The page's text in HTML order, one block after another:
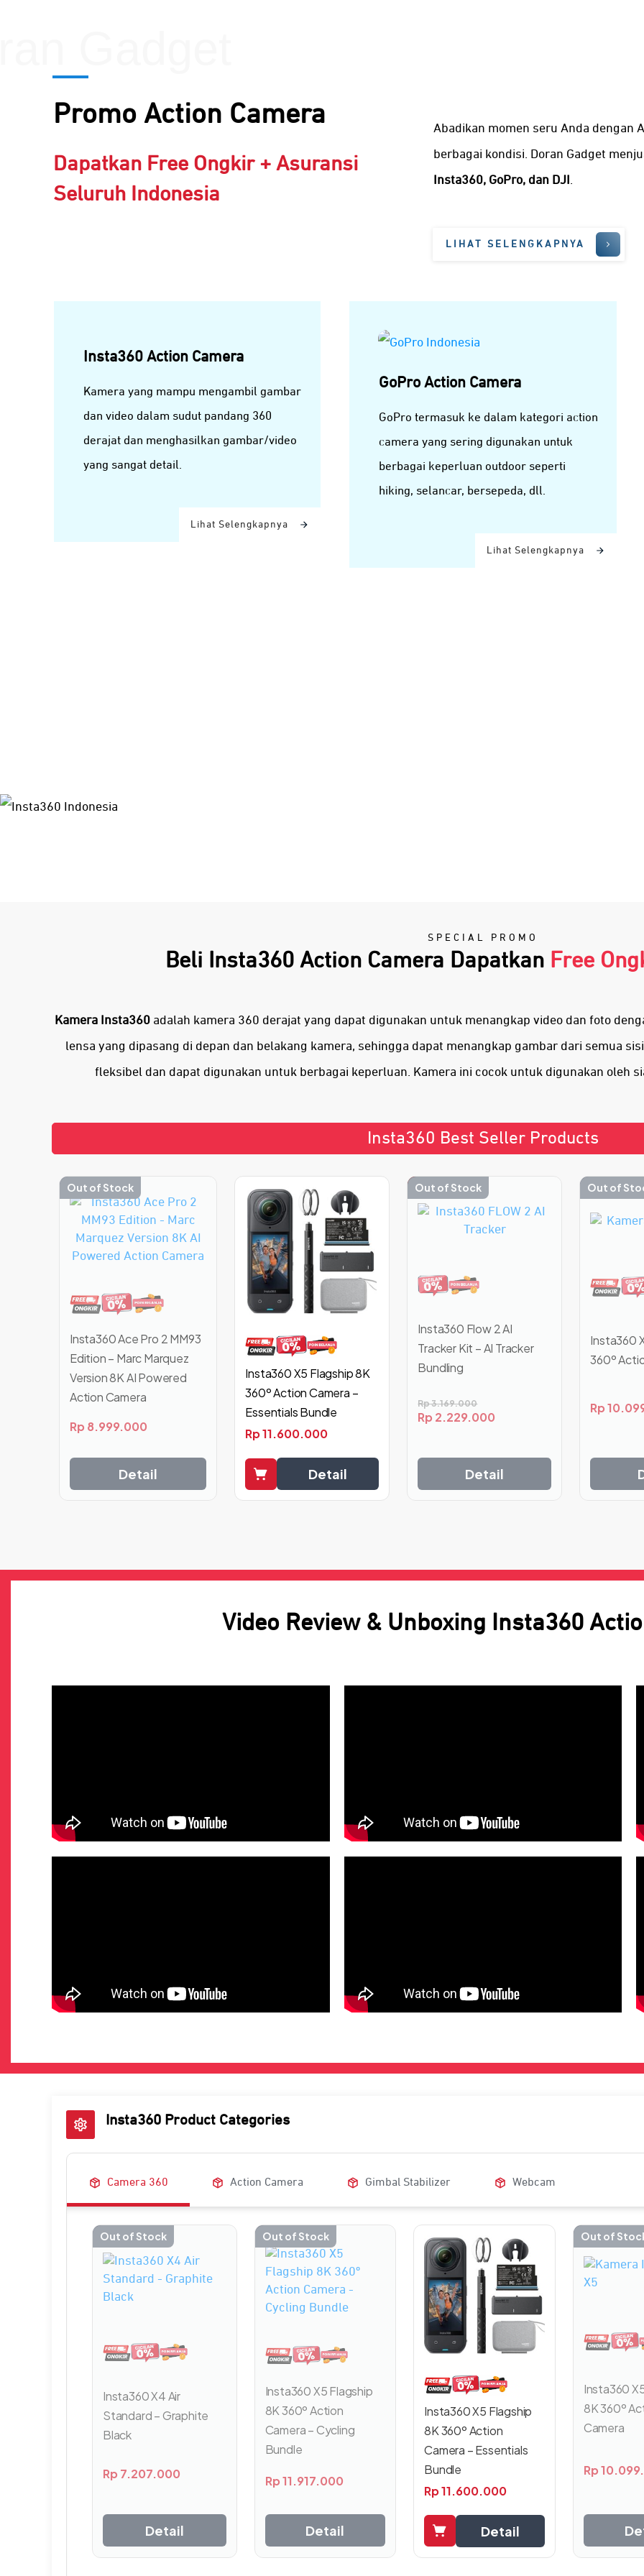
Promo Action Camera
Dapatkan Free Ongkir + Asuransi
Seluruh Indonesia
Abadikan momen seru Anda dengan
berbagai kondisi. Doran Gadget
Insta360, GoPro, dan DJI .
LIHAT SELENGKAPNYA
Insta360 Action Camera
Kamera yang mampu mengambil gambar
dan video dalam sudut pandang 360
derajat dan menghasilkan gambar/video
yang sangat detail.
Lihat Selengkapnya
GoPro Action Camera
GoPro termasuk ke dalam kategori action
camera yang sering digunakan untuk
berbagai keperluan outdoor seperti
hiking, selancar, bersepeda, dll.
Lihat Selengkapnya
SPECIAL PROMO
Beli Insta360 Action Camera Dapatkan Free
Kamera Insta360 adalah kamera 360 derajat yang dapat digunakan untuk menangkap video dan foto
lensa yang dipasang di depan dan belakang kamera, sehingga dapat menangkap gambar dari semua
fleksibel dan dapat digunakan untuk berbagai keperluan. Kamera ini cocok untuk digunakan oleh
Insta360 Best Seller Products
Out of Stock
Insta360 Ace Pro 2 MM93
Edition – Marc Marquez
Version 8K AI Powered
Action Camera
Rp 8.999.000
Detail
Insta360 X5 Flagship 8K
360º Action Camera –
Essentials Bundle
Rp11.600.000
Detail
-30%
Out of Stock
Insta360 Flow 2 AI
Tracker Kit – AI Tracker
Bundling
Rp3.169.000
Rp 2.229.000
Detail
Out of
Insta360
360º
Rp
Video Review & Unboxing Insta360
Insta360 Product Categories
Camera 360 Action Camera Gimbal Stabilizer Webcam
Out of Stock
Insta360 X4 Air
Standard – Graphite
Black
Rp 7.207.000
Detail
Out of Stock
Insta360 X5 Flagship
8K 360º Action
Camera – Cycling
Bundle
Rp11.917.000
Detail
Insta360 X5 Flagship
8K 360º Action
Camera – Essentials
Bundle
Rp11.600.000
Detail
Out of
Insta360
8K 360º
Camera
Rp